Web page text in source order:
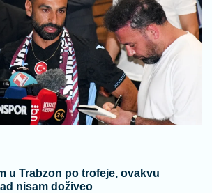
u Trabzon po trofeje, ovakvu
nisam doživeo